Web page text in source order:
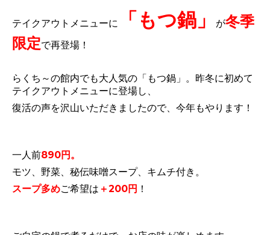
テイクアウトメニューに 「もつ鍋」 が冬季
限定で再登場！
らくち～の館内でも大人気の「もつ鍋」。昨冬に初めて
テイクアウトメニューに登場し、
復活の声を沢山いただきましたので、今年もやります！
一人前890円。
モツ、野菜、秘伝味噌スープ、キムチ付き。
スープ多めご希望は ＋200円 ！